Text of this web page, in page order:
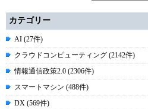
カテゴリー
AI (27件)
クラウドコンピューティング (2142件)
情報通信政策2.0 (2306件)
スマートマシン (488件)
DX (569件)